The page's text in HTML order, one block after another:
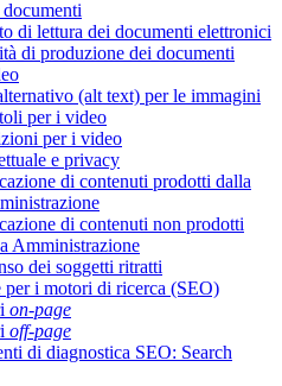
di lettura dei documenti elettronici
di produzione dei documenti
(alt text) per le immagini
per i video
per i video
e privacy
di contenuti prodotti dalla
di contenuti non prodotti
Amministrazione
dei soggetti ritratti
i motori di ricerca (SEO)
on-page
off-page
di diagnostica SEO: Search